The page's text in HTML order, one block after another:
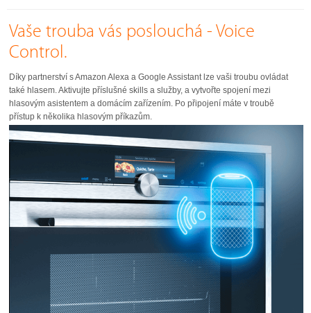
Vaše trouba vás poslouchá - Voice
Control.
Díky partnerství s Amazon Alexa a Google Assistant lze vaši troubu ovládat
také hlasem. Aktivujte příslušné skills a služby, a vytvořte spojení mezi
hlasovým asistentem a domácím zařízením. Po připojení máte v troubě
přístup k několika hlasovým příkazům.